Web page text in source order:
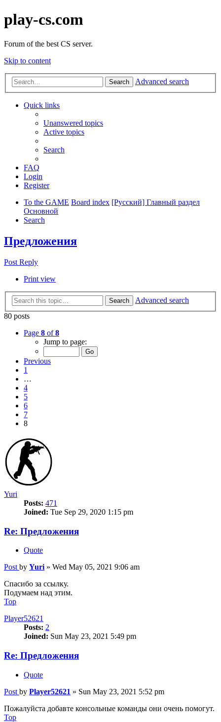
play-cs.com
Forum of the best CS server.
Skip to content
Search Advanced search
Quick links
Unanswered topics
Active topics
Search
FAQ
Login
Register
To the GAME Board index [Русский] Главный раздел
Основной
Search
Предложения
Post Reply
Print view
Search
Advanced search
80 posts
Page 8 of8
Jump to page:
Previous
1
…
4
5
6
7
8
Yuri
Posts: 471
Joined: Tue Sep 29, 2020 1:15 pm
Re: Предложения
Quote
Post by Yuri » Wed May 05, 2021 9:06 am
Спасибо за ссылку.
Подумаем над этим.
Top
Player52621
Posts: 2
Joined: Sun May 23, 2021 5:49 pm
Re: Предложения
Quote
Post by Player52621 » Sun May 23, 2021 5:52 pm
Пожалуйста добавте консольные команды они очень помогут.
Top